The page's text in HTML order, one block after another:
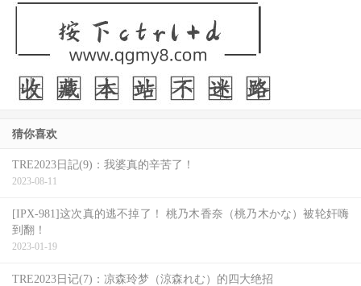
为什么要这么做？
首先，这个帐号的出现证明了铃村あいり(铃村爱里)并没有
离开NAX，不管当时什么原因让铃村あいり(铃村爱里)删光
来，虽然铃村あいり(铃村爱里)署名发了第一篇文，但经纪
人透露，铃村本人对更新社群的兴趣不大，与其注册一个帐
号任其荒芜，不如找一个人来帮忙发文，所以这才会是一个
和经纪人共有的帐号：
猜你喜欢
TRE2023日記(9)：我婆真的辛苦了！
2023-08-11
[IPX-981]这次真的逃不掉了！ 桃乃木香奈（桃乃木かな）被轮奸嗨
到翻！
2023-01-19
TRE2023日记(7)：凉森玲梦（涼森れむ）的四大绝招